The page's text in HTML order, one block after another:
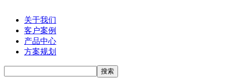
关于我们
客户案例
产品中心
方案规划